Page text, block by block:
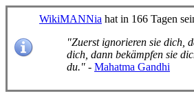
WikiMANNia hat in 166 Tagen
"Zuerst ignorieren sie dich,
dich, dann bekämpfen sie
du." - Mahatma Gandhi